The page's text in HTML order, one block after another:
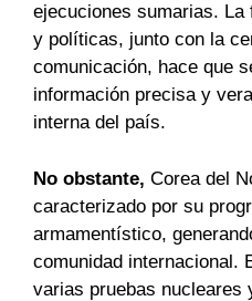
ejecuciones sumarias.
y políticas, junto con la
comunicación, hace que
información precisa y
interna del país.
No obstante, Corea del
caracterizado por su
armamentístico,
comunidad internacional.
varias pruebas nucleares